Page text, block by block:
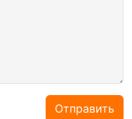
Отправить